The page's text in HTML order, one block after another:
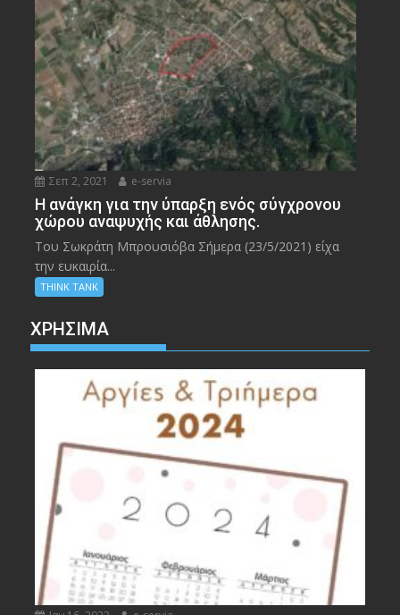
Σεπ 2, 2021 e-servia
Η ανάγκη για την ύπαρξη ενός σύγχρονου
χώρου αναψυχής και άθλησης.
Του Σωκράτη Μπρουσιόβα Σήμερα (23/5/2021) είχα
την ευκαιρία...
THINK TANK
ΧΡΉΣΙΜΑ